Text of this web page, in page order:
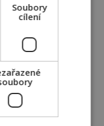
nehoda
jevy
Soubory
cílení